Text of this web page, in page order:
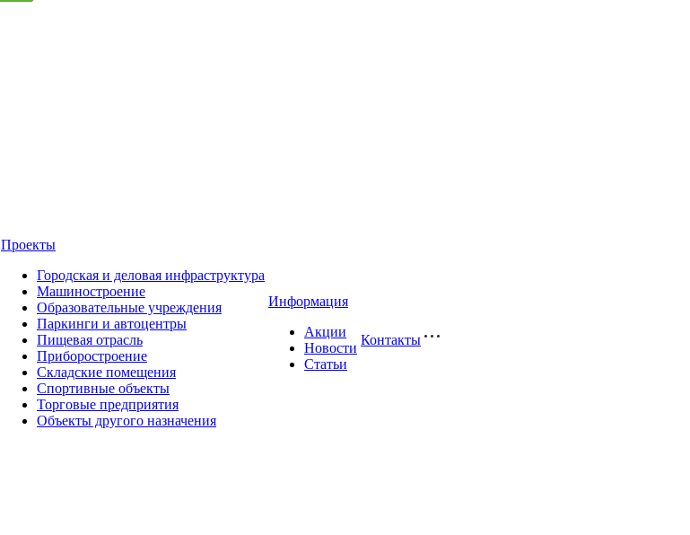
Проекты
Городская и деловая инфраструктура
Машиностроение
Образовательные учреждения
Паркинги и автоцентры
Пищевая отрасль
Приборостроение
Складские помещения
Спортивные объекты
Торговые предприятия
Объекты другого назначения
Информация
Акции
Новости
Статьи
Контакты